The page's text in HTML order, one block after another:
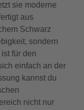
sie moderne
aus
Schwarz
sondern
für den
einfach an der
kannst du
nicht nur